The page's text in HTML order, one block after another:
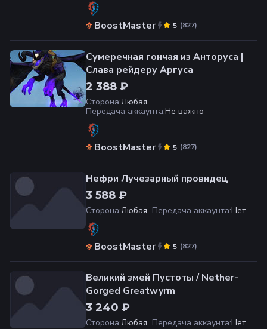
BoostMaster (827)
5
Сумеречная гончая из Анторуса |
Слава рейдеру Аргуса
2 388 ₽
Сторона:Любая
Передача аккаунта:Не важно
BoostMaster (827)
5
Нефри Лучезарный провидец
3 588 ₽
Сторона:Любая Передача аккаунта:Нет
BoostMaster (827)
5
Великий змей Пустоты / Nether-
Gorged Greatwyrm
3 240 ₽
Сторона:Любая Передача аккаунта:Нет